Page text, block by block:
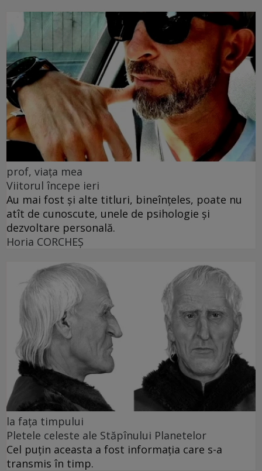
prof, viața mea
Viitorul începe ieri
Au mai fost și alte titluri, bineînțeles, poate nu
atît de cunoscute, unele de psihologie și
dezvoltare personală.
Horia CORCHEŞ
la fața timpului
Pletele celeste ale Stăpînului Planetelor
Cel puţin aceasta a fost informaţia care s-a
transmis în timp.